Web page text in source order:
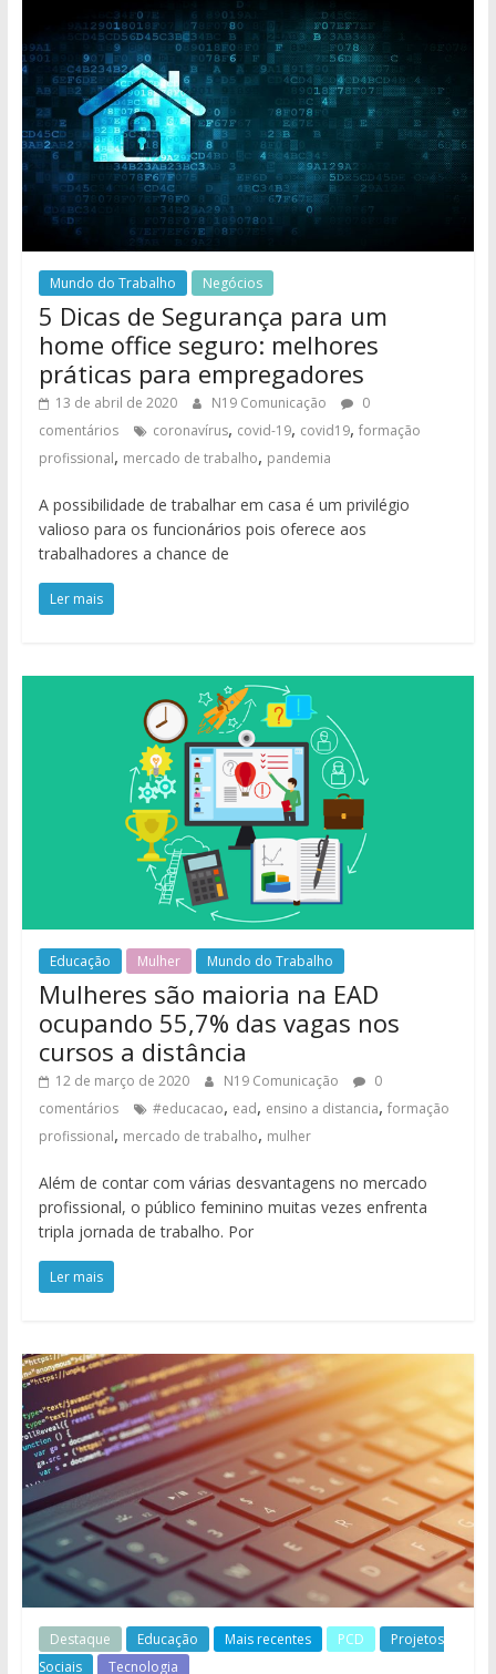
Mundo do Trabalho Negócios
5 Dicas de Segurança para um
home office seguro: melhores
práticas para empregadores
13 de abril de 2020 N19 Comunicação
0
comentários
coronavírus, covid-19, covid19, formação
profissional, mercado de trabalho, pandemia
A possibilidade de trabalhar em casa é um privilégio
valioso para os funcionários pois oferece aos
trabalhadores a chance de
Ler mais
Educação Mulher Mundo do Trabalho
Mulheres são maioria na EAD
ocupando 55,7% das vagas nos
cursos a distância
12 de março de 2020 N19 Comunicação
0
comentários
#educacao, ead, ensino a distancia, formação
profissional, mercado de trabalho, mulher
Além de contar com várias desvantagens no mercado
profissional, o público feminino muitas vezes enfrenta
tripla jornada de trabalho. Por
Ler mais
Destaque Educação Mais recentes PCD
Projetos
Sociais
Tecnologia